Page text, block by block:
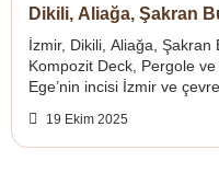
Dikili, Aliağa, Şakran
Kompozit Deck, Pergole
İzmir, Dikili, Aliağa, Şakran
Kompozit Deck, Pergole
Ege’nin incisi İzmir ve
19 Ekim 2025